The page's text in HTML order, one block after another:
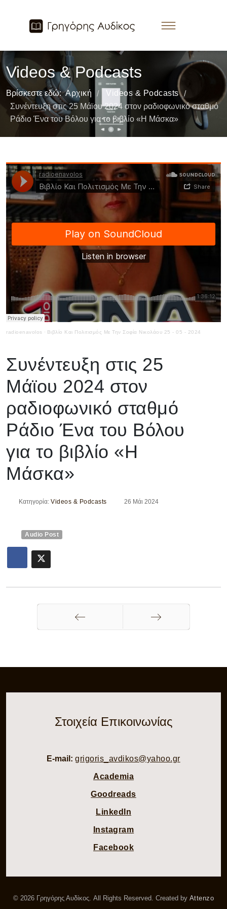
Videos & Podcasts
Βρίσκεστε εδώ:Αρχική / Videos & Podcasts /
Συνέντευξη στις 25 Μάϊου 2024 στον ραδιοφωνικό σταθμό
Ράδιο Ένα του Βόλου για το βιβλίο «Η Μάσκα»
radioenavolos · Βιβλίο Και Πολιτισμός Με Την Σοφία Νικολάου 25 - 05 - 2024
Συνέντευξη στις 25
Μάϊου 2024 στον
ραδιοφωνικό σταθμό
Ράδιο Ένα του Βόλου
για το βιβλίο «Η
Μάσκα»
Κατηγορία: Videos & Podcasts 26 Μάι 2024
Audio Post
Στοιχεία Επικοινωνίας
E-mail: grigoris_avdikos@yahoo.gr
Academia
Goodreads
LinkedIn
Instagram
Facebook
© 2026 Γρηγόρης Αυδίκος. All Rights Reserved. Created by Attenzo